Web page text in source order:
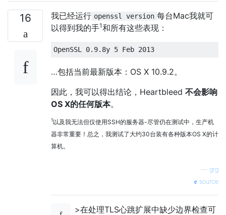
16 我已经运行 openssl version 每台Mac我就可
以得到我的手1和所有这些表现：
…包括当前最新版本：OS X 10.9.2。
因此，我可以得出结论，Heartbleed 不会影响
OS X的任何版本。
1以及我无法但仅使用SSH的服务器-尽管仍在测试中，生产机
器非常重要！总之，我测试了大约30台装有各种版本OS X的计
算机。
grg
source
>在处理TLS心跳扩展中缺少边界检查可